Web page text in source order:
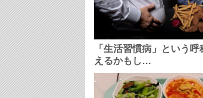
「生活習慣病」という呼
えるかもし…